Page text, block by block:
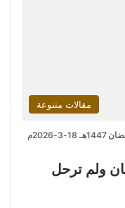
مقالات متنوعة
ولم ترحل